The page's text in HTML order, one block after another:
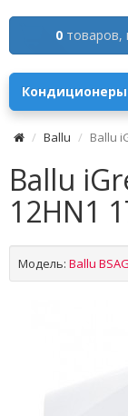
0 товаров,
Кондиционеры
Ballu Ballu
Ballu
12HN1
Модель: Ballu